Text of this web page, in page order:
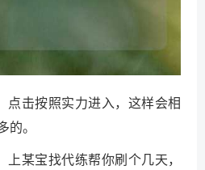
点击按照实力进入，这样会相
。
某宝找代练帮你刷个几天，